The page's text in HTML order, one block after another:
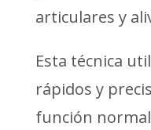
articulares y
Esta técnica
rápidos y
función